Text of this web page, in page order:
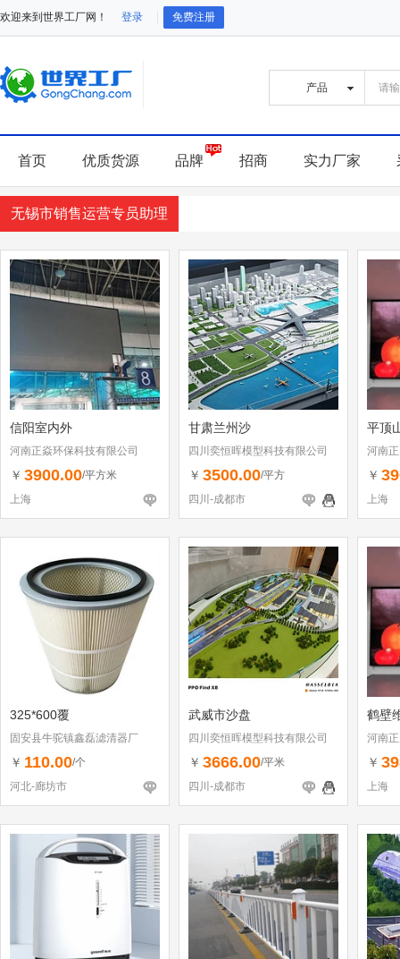
欢迎来到世界工厂网！ 登录 免费注册
首页 优质货源 品牌 招商 实力厂家
无锡市销售运营专员助理
信阳室内外
河南正焱环保科技有限公司
￥ 3900.00/平方米
上海
甘肃兰州沙
四川奕恒晖模型科技有限公司
￥ 3500.00/平方
四川-成都市
平顶
河南
￥
上海
325*600覆
固安县牛驼镇鑫磊滤清器厂
￥ 110.00/个
河北-廊坊市
武威市沙盘
四川奕恒晖模型科技有限公司
￥ 3666.00/平米
四川-成都市
鹤壁
河南
￥
上海